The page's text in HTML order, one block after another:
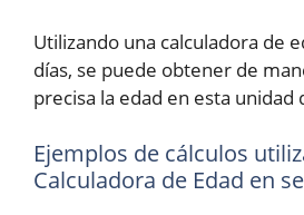
Utilizando una calculadora de
días, se puede obtener de
precisa la edad en esta unidad
Ejemplos de cálculos
Calculadora de Edad en